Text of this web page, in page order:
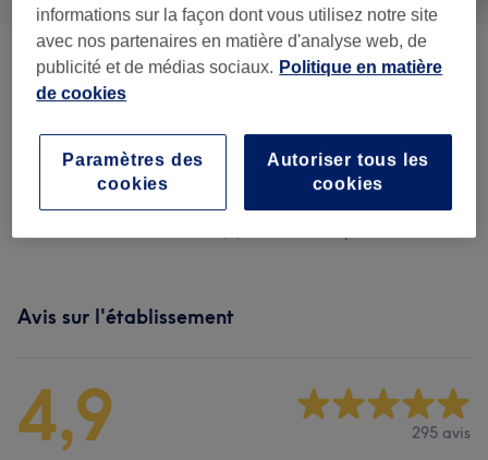
Ongle En Gel (8 ) à partir de 5 €
Manucure & Soin Des Mains à partir de 5 €
Avis sur l'établissement
4,9 295 avis
informations sur la façon dont vous utilisez notre site
avec nos partenaires en matière d'analyse web, de
publicité et de médias sociaux. Politique en matière
de cookies
Autoriser tous les
cookies
Paramètres des
cookies